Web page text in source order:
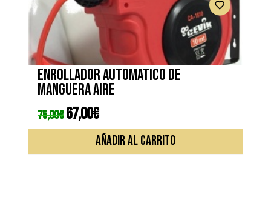
Enrollador automatico de
manguera aire
75,00€ El
precio
original
67,00€El
precio
actual
es:
67,00€.
AÑADIR AL CARRITO